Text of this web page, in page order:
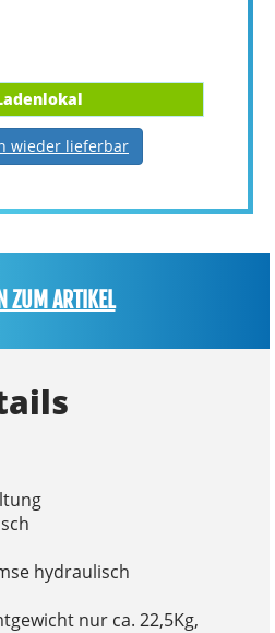
wieder lieferbar
ZUM ARTIKEL
hydraulisch
nur ca. 22,5Kg,